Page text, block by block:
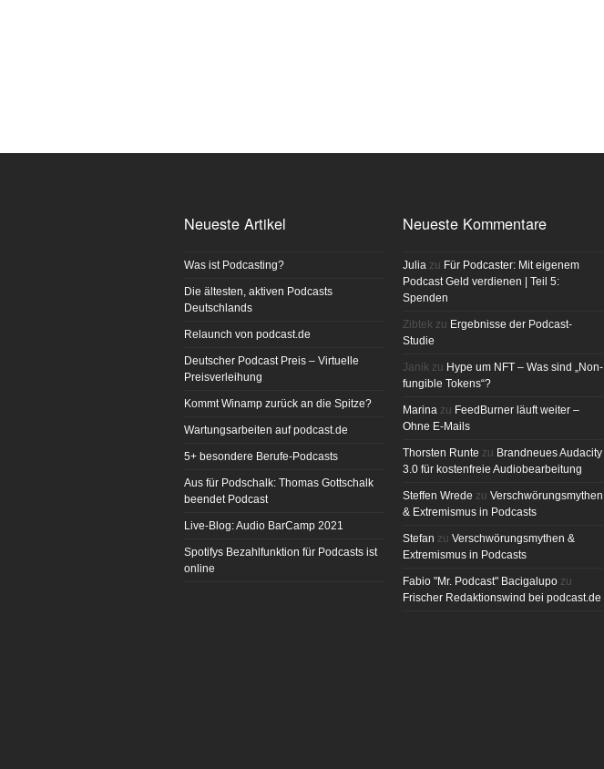
Neueste Artikel
Was ist Podcasting?
Die ältesten, aktiven Podcasts
Deutschlands
Relaunch von podcast.de
Deutscher Podcast Preis – Virtuelle
Preisverleihung
Kommt Winamp zurück an die Spitze?
Wartungsarbeiten auf podcast.de
5+ besondere Berufe-Podcasts
Aus für Podschalk: Thomas Gottschalk
beendet Podcast
Live-Blog: Audio BarCamp 2021
Spotifys Bezahlfunktion für Podcasts ist
online
Neueste Kommentare
Julia zu Für Podcaster: Mit eigenem
Podcast Geld verdienen | Teil 5:
Spenden
Zibtek zu Ergebnisse der Podcast-
Studie
Janik zu Hype um NFT – Was sind „Non-
fungible Tokens“?
Marina zu FeedBurner läuft weiter –
Ohne E-Mails
Thorsten Runte zu Brandneues Audacity
3.0 für kostenfreie Audiobearbeitung
Steffen Wrede zu Verschwörungsmythen
& Extremismus in Podcasts
Stefan zu Verschwörungsmythen &
Extremismus in Podcasts
Fabio "Mr. Podcast" Bacigalupo zu
Frischer Redaktionswind bei podcast.de